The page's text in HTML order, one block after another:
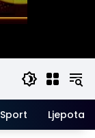
Sport Ljepota i